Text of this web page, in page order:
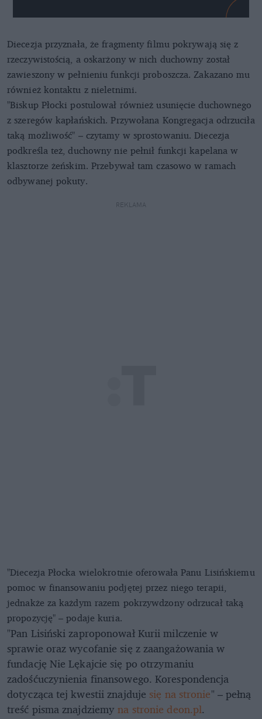
Diecezja przyznała, że fragmenty filmu pokrywają się z
rzeczywistością, a oskarżony w nich duchowny został
zawieszony w pełnieniu funkcji proboszcza. Zakazano mu
również kontaktu z nieletnimi.
"Biskup Płocki postulował również usunięcie duchownego
z szeregów kapłańskich. Przywołana Kongregacja odrzuciła
taką możliwość" – czytamy w sprostowaniu. Diecezja
podkreśla też, duchowny nie pełnił funkcji kapelana w
klasztorze żeńskim. Przebywał tam czasowo w ramach
odbywanej pokuty.
REKLAMA
"Diecezja Płocka wielokrotnie oferowała Panu Lisińskiemu
pomoc w finansowaniu podjętej przez niego terapii,
jednakże za każdym razem pokrzywdzony odrzucał taką
propozycję" – podaje kuria.
"Pan Lisiński zaproponował Kurii milczenie w
sprawie oraz wycofanie się z zaangażowania w
fundację Nie Lękajcie się po otrzymaniu
zadośćuczynienia finansowego. Korespondencja
dotycząca tej kwestii znajdujesię na stronie" – pełną
treść pisma znajdziemyna stronie deon.pl.